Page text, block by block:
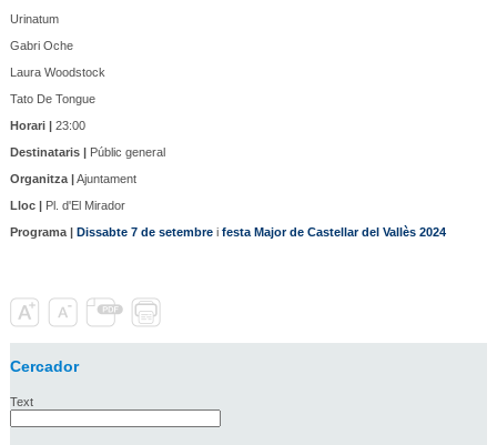
Urinatum
Gabri Oche
Laura Woodstock
Tato De Tongue
Horari |23:00
Destinataris |Públic general
Organitza |Ajuntament
Lloc |Pl. d'El Mirador
Programa | Dissabte 7 de setembrei festa Major de Castellar del Vallès 2024
Cercador
Text